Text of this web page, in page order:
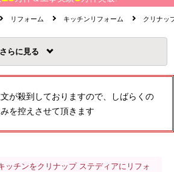
リフォーム キッチンリフォーム クリナッ
が殺到しておりますので、しばらくの
を控えさせて頂きます
ッチンをクリナップ ステディアにリフォ